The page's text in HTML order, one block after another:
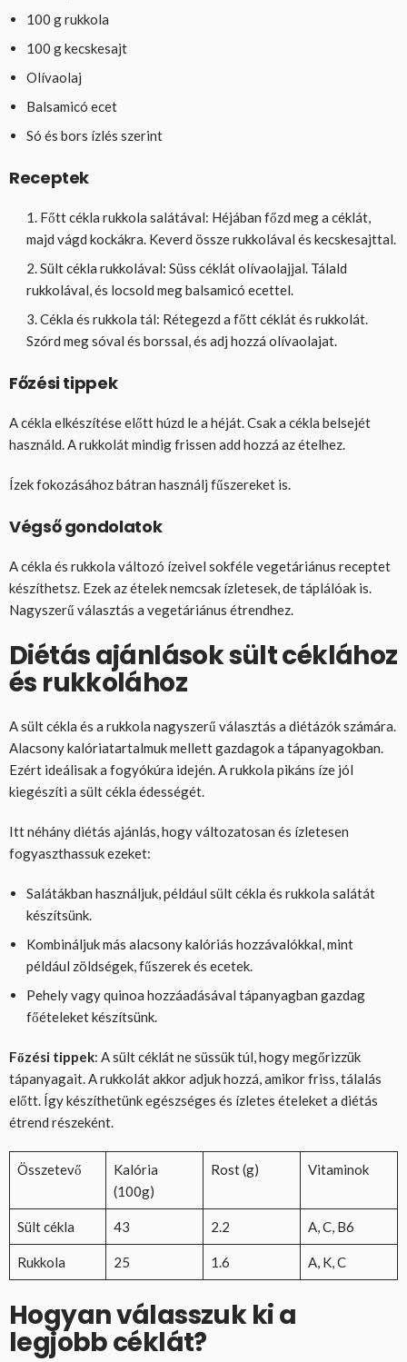
100 g rukkola
100 g kecskesajt
Olívaolaj
Balsamicó ecet
Só és bors ízlés szerint
Receptek
Főtt cékla rukkola salátával: Héjában főzd meg a céklát,
majd vágd kockákra. Keverd össze rukkolával és kecskesajttal.
Sült cékla rukkolával: Süss céklát olívaolajjal. Tálald
rukkolával, és locsold meg balsamicó ecettel.
Cékla és rukkola tál: Rétegezd a főtt céklát és rukkolát.
Szórd meg sóval és borssal, és adj hozzá olívaolajat.
Főzési tippek
A cékla elkészítése előtt húzd le a héját. Csak a cékla belsejét
használd. A rukkolát mindig frissen add hozzá az ételhez.
Ízek fokozásához bátran használj fűszereket is.
Végső gondolatok
A cékla és rukkola változó ízeivel sokféle vegetáriánus receptet
készíthetsz. Ezek az ételek nemcsak ízletesek, de táplálóak is.
Nagyszerű választás a vegetáriánus étrendhez.
Diétás ajánlások sült céklához
és rukkolához
A sült cékla és a rukkola nagyszerű választás a diétázók számára.
Alacsony kalóriatartalmuk mellett gazdagok a tápanyagokban.
Ezért ideálisak a fogyókúra idején. A rukkola pikáns íze jól
kiegészíti a sült cékla édességét.
Itt néhány diétás ajánlás, hogy változatosan és ízletesen
fogyaszthassuk ezeket:
Salátákban használjuk, például sült cékla és rukkola salátát
készítsünk.
Kombináljuk más alacsony kalóriás hozzávalókkal, mint
például zöldségek, fűszerek és ecetek.
Pehely vagy quinoa hozzáadásával tápanyagban gazdag
főételeket készítsünk.
Főzési tippek: A sült céklát ne süssük túl, hogy megőrizzük
tápanyagait. A rukkolát akkor adjuk hozzá, amikor friss, tálalás
előtt. Így készíthetünk egészséges és ízletes ételeket a diétás
étrend részeként.
Összetevő
Kalória
(100g)
Rost (g) Vitaminok
Sült cékla 43 2.2 A, C, B6
Rukkola 25 1.6 A, K, C
Hogyan válasszuk ki a
legjobb céklát?